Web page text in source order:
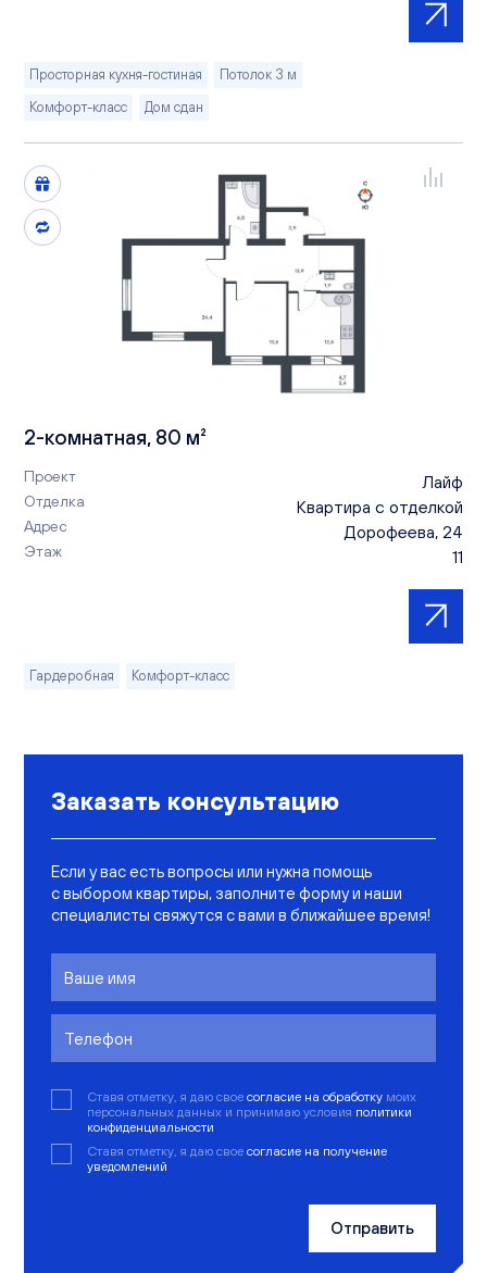
Просторная кухня-гостиная
Потолок 3 м
Комфорт-класс
Дом сдан
2-комнатная, 80 м²
Проект Лайф
Отделка Квартира с отделкой
Адрес Дорофеева, 24
Этаж 11
Гардеробная Комфорт-класс
Заказать консультацию
Если у вас есть вопросы или нужна помощь
с выбором квартиры, заполните форму и наши
специалисты свяжутся с вами в ближайшее время!
Ставя отметку, я даю свое согласие на обработку моих
персональных данных и принимаю условия политики
конфиденциальности
Ставя отметку, я даю свое согласие на получение
уведомлений
Отправить